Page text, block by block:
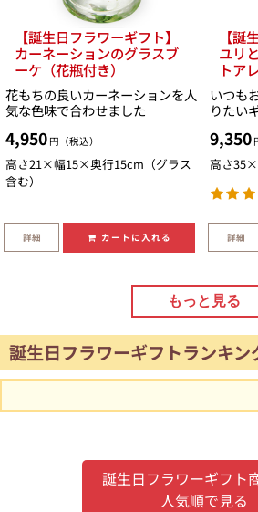
【誕生日フラワーギフト】
カーネーションのグラスブ
ーケ（花瓶付き）
花もちの良いカーネーションを人
気な色味で合わせました
4,950 円（税込）
高さ21×幅15×奥行15cm（グラス
含む）
詳細 カートに入れる
【誕
ユリ
トア
いつも
りたい
9,350
高さ
詳細
もっと見る
誕生日フラワーギフトランキン
誕生日フラワーギフト
人気順で見る